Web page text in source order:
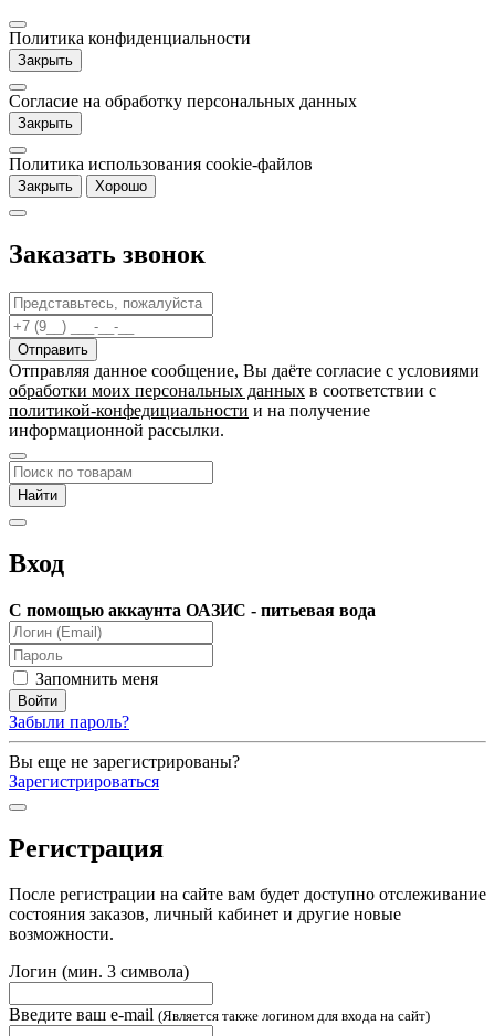
Политика конфиденциальности
Закрыть
Согласие на обработку персональных данных
Закрыть
Политика использования cookie-файлов
Закрыть Хорошо
Заказать звонок
Отправляя данное сообщение, Вы даёте согласие c условиями
обработки моих персональных данных в соответствии с
политикой-конфедициальности и на получение
информационной рассылки.
Вход
С помощью аккаунта ОАЗИС - питьевая вода
Запомнить меня
Забыли пароль?
Вы еще не зарегистрированы?
Зарегистрироваться
Регистрация
После регистрации на сайте вам будет доступно отслеживание
состояния заказов, личный кабинет и другие новые
возможности.
Логин (мин. 3 символа)
Введите ваш e-mail (Является также логином для входа на сайт)